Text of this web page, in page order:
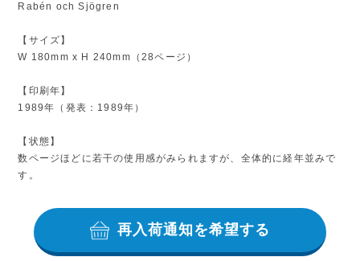
Rabén och Sjögren
【サイズ】
W 180mm x H 240mm（28ページ）
【印刷年】
1989年（発表：1989年）
【状態】
数ページほどに若干の使用感がみられますが、全体的に経年並みで
す。
再入荷通知を希望する